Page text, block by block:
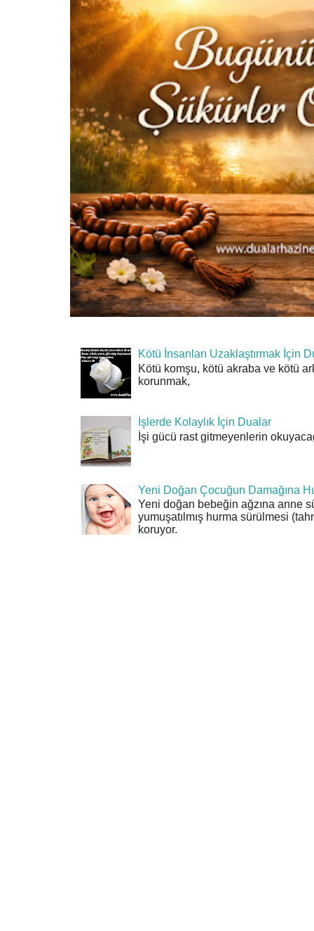
Kötü İnsanları Uzaklaştırmak İçin
Kötü komşu, kötü akraba ve kötü
korunmak,
İşlerde Kolaylık İçin Dualar
İşi gücü rast gitmeyenlerin
Yeni Doğan Çocuğun Damağına
Yeni doğan bebeğin ağzına anne
yumuşatılmış hurma sürülmesi
koruyor.